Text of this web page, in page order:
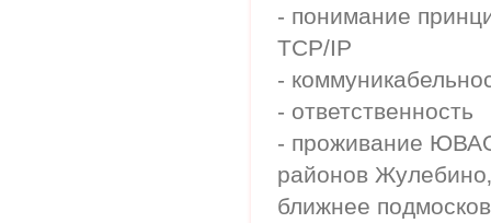
- понимание
TCP/IP
-
- ответственность
- проживание
районов
ближнее